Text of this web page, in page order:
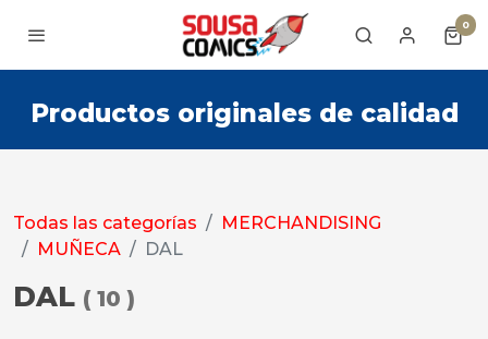
0
Productos originales de calidad
Todas las categorías
MERCHANDISING
MUÑECA
DAL
DAL ( 10)